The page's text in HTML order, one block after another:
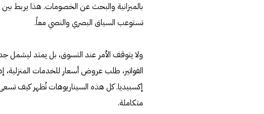
بالميزانية والبحث عن الخصومات. هذا يربط بين
تستوعب السياق البصري والنصي معاً.
ولا يتوقف الأمر عند التسوق، بل يمتد ليشمل
الفواتير، طلب عروض أسعار للخدمات المنزلية،
إكسبيديا. كل هذه السيناريوهات تُظهر كيف
متكاملة.